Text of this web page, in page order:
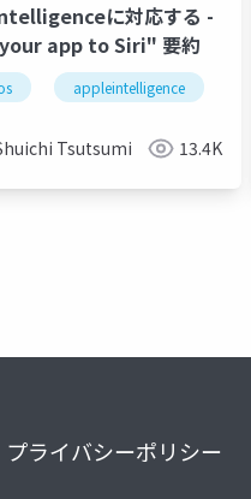
ios18 wwdc24
に対応する -
app to Siri" 要約
appleintelligence
Tsutsumi 13.4K
プライバシーポリシー